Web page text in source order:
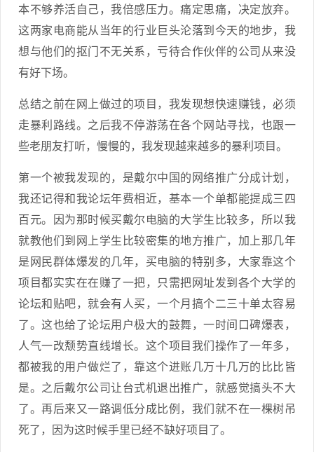
本不够养活自己，我倍感压力。痛定思痛，决定放弃。
这两家电商能从当年的行业巨头沦落到今天的地步，我
想与他们的抠门不无关系，亏待合作伙伴的公司从来没
有好下场。
总结之前在网上做过的项目，我发现想快速赚钱，必须
走暴利路线。之后我不停游荡在各个网站寻找，也跟一
些老朋友打听，慢慢的，我发现越来越多的暴利项目。
第一个被我发现的，是戴尔中国的网络推广分成计划，
我还记得和我论坛年费相近，基本一个单都能提成三四
百元。因为那时候买戴尔电脑的大学生比较多，所以我
就教他们到网上学生比较密集的地方推广，加上那几年
是网民群体爆发的几年，买电脑的特别多，大家靠这个
项目都实实在在赚了一把，只需把网址发到各个大学的
论坛和贴吧，就会有人买，一个月搞个二三十单太容易
了。这也给了论坛用户极大的鼓舞，一时间口碑爆表，
人气一改颓势直线增长。这个项目我们操作了一年多，
都被我的用户做烂了，靠这个进账几万十几万的比比皆
是。之后戴尔公司让台式机退出推广，就感觉搞头不大
了。再后来又一路调低分成比例，我们就不在一棵树吊
死了，因为这时候手里已经不缺好项目了。